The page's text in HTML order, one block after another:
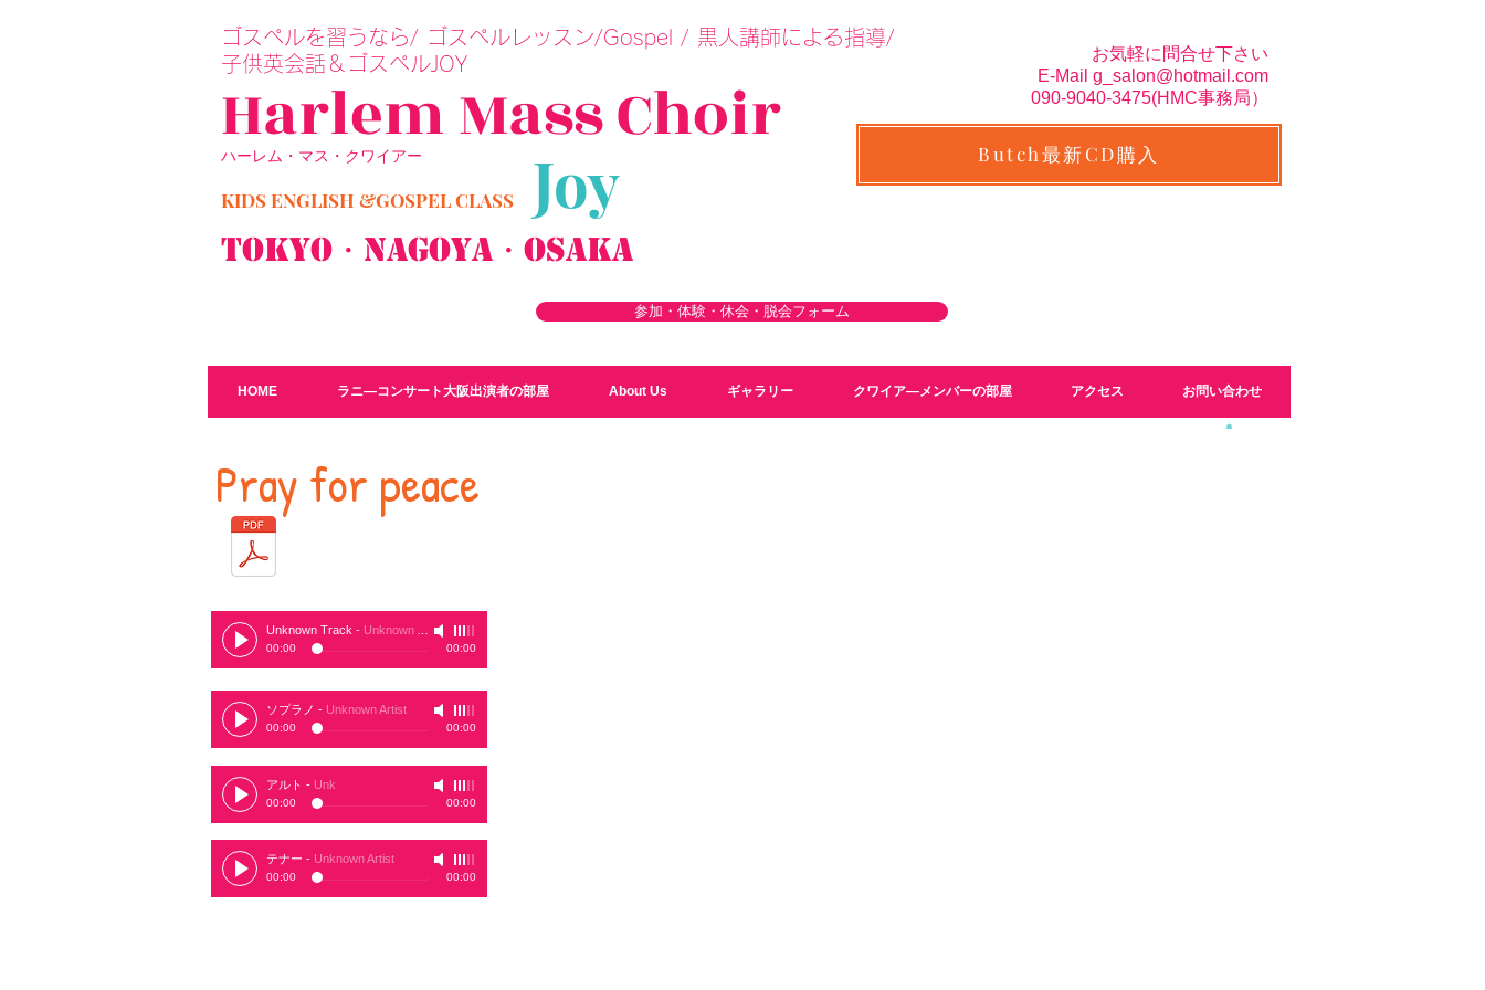
​ゴスペルを習うなら/ ゴスペルレッスン/Gospel / 黒人講師による指導/
子供英会話＆ゴスペルJOY
Harlem Mass Choir
ハーレム・マス・クワイアー
KIDS ENGLISH &GOSPEL CLASS Joy
お気軽に問合せ下さい
E-Mail g_salon@hotmail.com
090-9040-3475(H MC事務局）
Butch最新CD購入
TOKYO・Nagoya・Osaka
参加・体験・休会・脱会フォーム
HOME ラニ―コンサート大阪出演者の部屋 About Us ギャラリー クワイア―メンバーの部屋 アクセス お問い合わせ
​Pray for peace
Unknown Track - Unknown Artist
00:00 00:00
ソプラノ - Unknown Artist
00:00 00:00
アルト - Unk
00:00 00:00
テナー - Unknown Artist
00:00 00:00